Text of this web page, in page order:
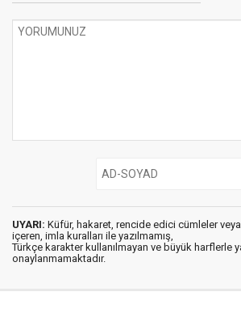
UYARI: Küfür, hakaret, rencide edici cümleler veya
içeren, imla kuralları ile yazılmamış,
Türkçe karakter kullanılmayan ve büyük harflerle
onaylanmamaktadır.